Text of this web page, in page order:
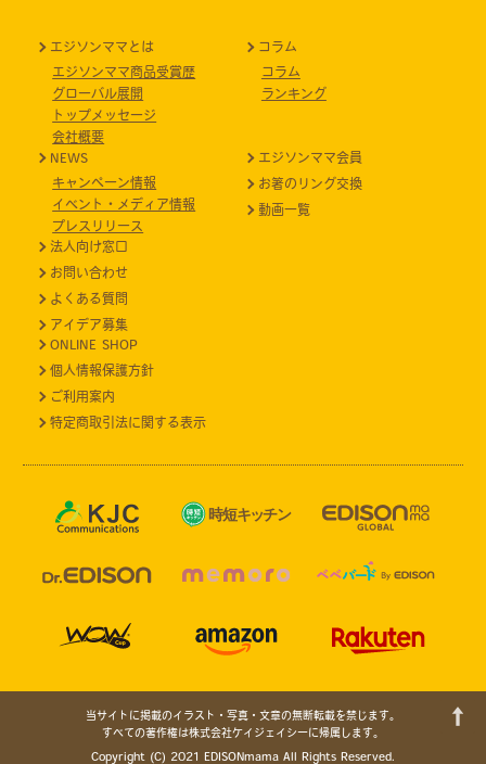
エジソンママとは
エジソンママ商品受賞歴
グローバル展開
トップメッセージ
会社概要
コラム
コラム
ランキング
NEWS
キャンペーン情報
イベント・メディア情報
プレスリリース
エジソンママ会員
お箸のリング交換
動画一覧
法人向け窓口
お問い合わせ
よくある質問
アイデア募集
ONLINE SHOP
個人情報保護方針
ご利用案内
特定商取引法に関する表示
当サイトに掲載のイラスト・写真・文章の無断転載を禁じます。
すべての著作権は株式会社ケイジェイシーに帰属します。
Copyright (C) 2021 EDISONmama All Rights Reserved.